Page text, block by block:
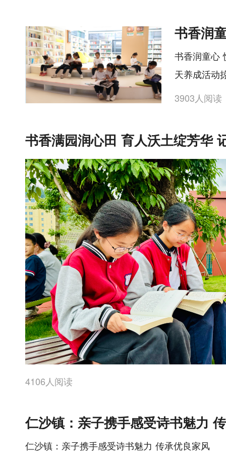
书香润童心
天养成活动
3903人阅读
4106人阅读
仁沙镇：亲子携手感受诗书魅力
仁沙镇：亲子携手感受诗书魅力 传承优良家风